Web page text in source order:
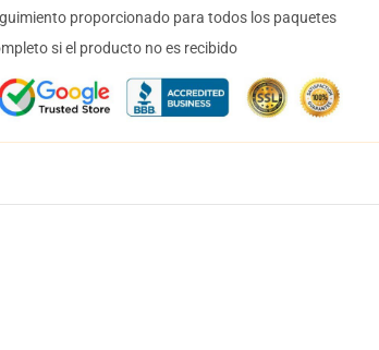
proporcionado para todos los paquetes
si el producto no es recibido